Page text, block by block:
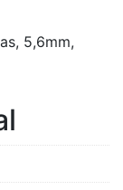
5,6mm,